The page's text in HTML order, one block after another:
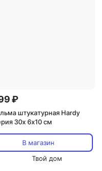
₽
штукатурная Hardy
30x 6х10 см
В магазин
Твой дом